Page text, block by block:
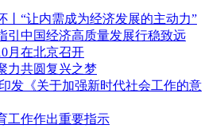
丨“让内需成为经济发展的主动力”
引中国经济高质量发展行稳致远
月在北京召开
力共圆复兴之梦
发《关于加强新时代社会工作的意
工作作出重要指示